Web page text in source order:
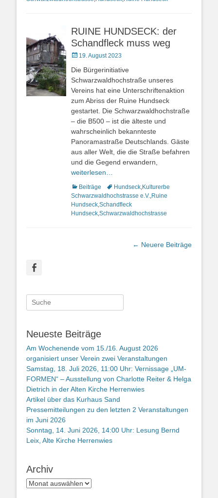
RUINE HUNDSECK: der
Schandfleck muss weg
Veröffentlicht
19. August 2023
Die Bürgerinitiative
Schwarzwaldhochstraße unseres
Vereins hat eine Unterschriftenaktion
zum Abriss der Ruine Hundseck
gestartet. Die Schwarzwaldhochstraße
– die B500 – ist die älteste und
wahrscheinlich bekannteste
Panoramastraße Deutschlands. Gäste
aus aller Welt, die die Straße befahren
und die Gegend erwandern,
weiterlesen…
Kategorien
Beiträge Schlagworte
Hundseck,Kulturerbe
Schwarzwaldhochstrasse e.V.,Ruine
Hundseck,Schandfleck
Hundseck,Schwarzwaldhochstrasse
← Neuere Beiträge
Suche
nach:
Neueste Beiträge
Am Wochenende vom 15./16. August 2026
organisiert unser Verein zwei Veranstaltungen
Samstag, 18. Juli 2026, 11:00 Uhr: Vernissage „UM-
FORMEN“ – Ausstellung von Charlotte Reiter & Helga
Dietrich in der Alten Kirche Herrenwies
Artikel über das Kurhaus Sand
Pressemitteilungen zu den letzten 2 Veranstaltungen
im Juni 2026
Sonntag, 14. Juni 2026, 14:00 Uhr: Lesung Bernd
Leix, Alte Kirche Herrenwies
Archiv
Archiv